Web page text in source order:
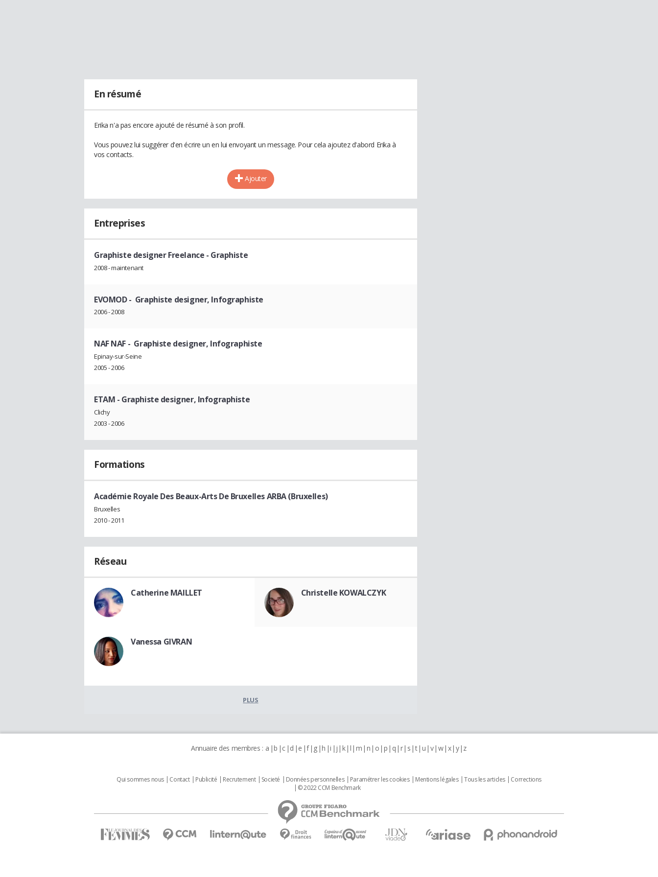
En résumé
Erika n'a pas encore ajouté de résumé à son profil.
Vous pouvez lui suggérer d'en écrire un en lui envoyant un message. Pour cela ajoutez d'abord Erika à
vos contacts.
Ajouter
Entreprises
Graphiste designer Freelance - Graphiste
2008 - maintenant
EVOMOD- Graphiste designer, Infographiste
2006 - 2008
NAF NAF - Graphiste designer, Infographiste
Epinay-sur-Seine
2005 - 2006
ETAM - Graphiste designer, Infographiste
Clichy
2003 - 2006
Formations
Académie Royale Des Beaux-Arts De Bruxelles ARBA (Bruxelles)
Bruxelles
2010 - 2011
Réseau
Catherine MAILLET Christelle KOWALCZYK
Vanessa GIVRAN
PLUS
Annuaire des membres : a b c d e f g h i j k l m n o p q r s t u v w x y z
Qui sommes nous Contact Publicité Recrutement Societé Données personnelles Paramétrer les cookies Mentions légales Tous les articles
Corrections
© 2022 CCM Benchmark